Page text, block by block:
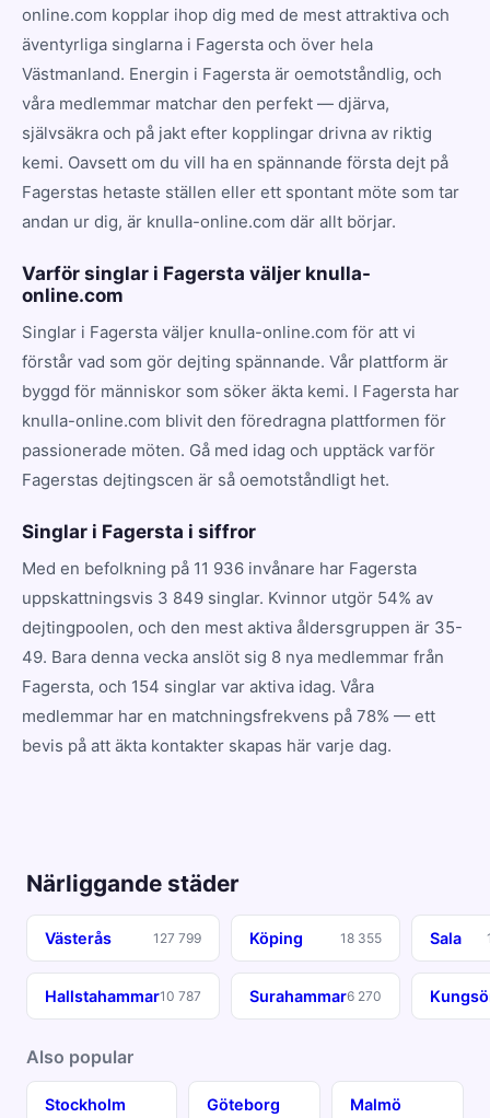
online.com kopplar ihop dig med de mest attraktiva och
äventyrliga singlarna i Fagersta och över hela
Västmanland. Energin i Fagersta är oemotståndlig, och
våra medlemmar matchar den perfekt — djärva,
självsäkra och på jakt efter kopplingar drivna av riktig
kemi. Oavsett om du vill ha en spännande första dejt på
Fagerstas hetaste ställen eller ett spontant möte som tar
andan ur dig, är knulla-online.com där allt börjar.
Varför singlar i Fagersta väljer knulla-
online.com
Singlar i Fagersta väljer knulla-online.com för att vi
förstår vad som gör dejting spännande. Vår plattform är
byggd för människor som söker äkta kemi. I Fagersta har
knulla-online.com blivit den föredragna plattformen för
passionerade möten. Gå med idag och upptäck varför
Fagerstas dejtingscen är så oemotståndligt het.
Singlar i Fagersta i siffror
Med en befolkning på 11 936 invånare har Fagersta
uppskattningsvis 3 849 singlar. Kvinnor utgör 54% av
dejtingpoolen, och den mest aktiva åldersgruppen är 35-
49. Bara denna vecka anslöt sig 8 nya medlemmar från
Fagersta, och 154 singlar var aktiva idag. Våra
medlemmar har en matchningsfrekvens på 78% — ett
bevis på att äkta kontakter skapas här varje dag.
Närliggande städer
Västerås 127 799 Köping 18 355 Sala
Hallstahammar10 787 Surahammar6 270
Also popular
Stockholm Göteborg Malmö